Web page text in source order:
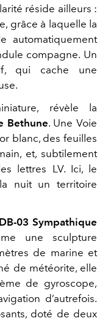
réside ailleurs :
grâce à laquelle la
automatiquement
compagne. Un
qui cache une
révèle la
Bethune. Une Voie
blanc, des feuilles
et, subtilement
lettres LV. Ici, le
nuit un territoire
03 Sympathique
une sculpture
de marine et
de météorite, elle
de gyroscope,
d’autrefois.
doté de deux